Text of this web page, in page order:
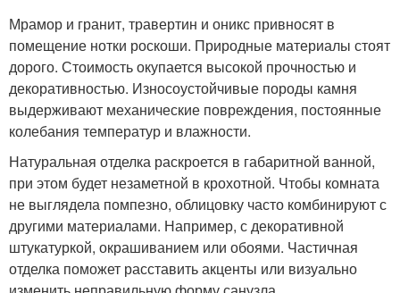
Мрамор и гранит, травертин и оникс привносят в
помещение нотки роскоши. Природные материалы стоят
дорого. Стоимость окупается высокой прочностью и
декоративностью. Износоустойчивые породы камня
выдерживают механические повреждения, постоянные
колебания температур и влажности.
Натуральная отделка раскроется в габаритной ванной,
при этом будет незаметной в крохотной. Чтобы комната
не выглядела помпезно, облицовку часто комбинируют с
другими материалами. Например, с декоративной
штукатуркой, окрашиванием или обоями. Частичная
отделка поможет расставить акценты или визуально